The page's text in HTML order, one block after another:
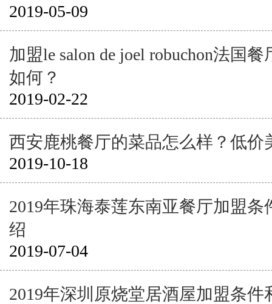
2019-05-09
加盟le salon de joel robuchon法国
如何？
2019-02-22
西安鹿桃餐厅的菜品怎么样？低价
2019-10-18
2019年珠海泰莲东南亚餐厅加盟条
绍
2019-07-04
2019年深圳原烧堂居酒屋加盟条件